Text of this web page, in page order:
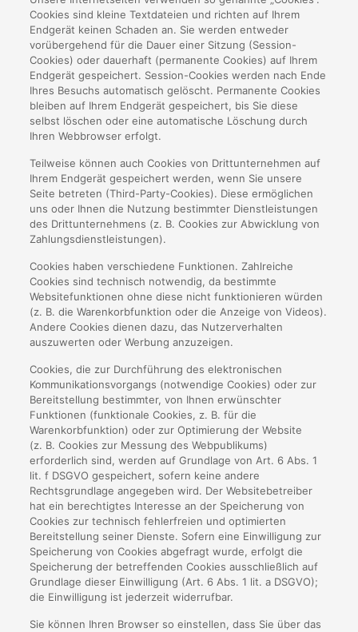
Cookies sind kleine Textdateien und richten auf Ihrem
Endgerät keinen Schaden an. Sie werden entweder
vorübergehend für die Dauer einer Sitzung (Session-
Cookies) oder dauerhaft (permanente Cookies) auf Ihrem
Endgerät gespeichert. Session-Cookies werden nach Ende
Ihres Besuchs automatisch gelöscht. Permanente Cookies
bleiben auf Ihrem Endgerät gespeichert, bis Sie diese
selbst löschen oder eine automatische Löschung durch
Ihren Webbrowser erfolgt.
Teilweise können auch Cookies von Drittunternehmen auf
Ihrem Endgerät gespeichert werden, wenn Sie unsere
Seite betreten (Third-Party-Cookies). Diese ermöglichen
uns oder Ihnen die Nutzung bestimmter Dienstleistungen
des Drittunternehmens (z. B. Cookies zur Abwicklung von
Zahlungsdienstleistungen).
Cookies haben verschiedene Funktionen. Zahlreiche
Cookies sind technisch notwendig, da bestimmte
Websitefunktionen ohne diese nicht funktionieren würden
(z. B. die Warenkorbfunktion oder die Anzeige von Videos).
Andere Cookies dienen dazu, das Nutzerverhalten
auszuwerten oder Werbung anzuzeigen.
Cookies, die zur Durchführung des elektronischen
Kommunikationsvorgangs (notwendige Cookies) oder zur
Bereitstellung bestimmter, von Ihnen erwünschter
Funktionen (funktionale Cookies, z. B. für die
Warenkorbfunktion) oder zur Optimierung der Website
(z. B. Cookies zur Messung des Webpublikums)
erforderlich sind, werden auf Grundlage von Art. 6 Abs. 1
lit. f DSGVO gespeichert, sofern keine andere
Rechtsgrundlage angegeben wird. Der Websitebetreiber
hat ein berechtigtes Interesse an der Speicherung von
Cookies zur technisch fehlerfreien und optimierten
Bereitstellung seiner Dienste. Sofern eine Einwilligung zur
Speicherung von Cookies abgefragt wurde, erfolgt die
Speicherung der betreffenden Cookies ausschließlich auf
Grundlage dieser Einwilligung (Art. 6 Abs. 1 lit. a DSGVO);
die Einwilligung ist jederzeit widerrufbar.
Sie können Ihren Browser so einstellen, dass Sie über das